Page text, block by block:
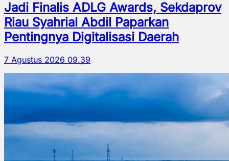
Jadi Finalis ADLG Awards, Sekdaprov
Riau Syahrial Abdil Paparkan
Pentingnya Digitalisasi Daerah
7 Agustus 2026 09.39